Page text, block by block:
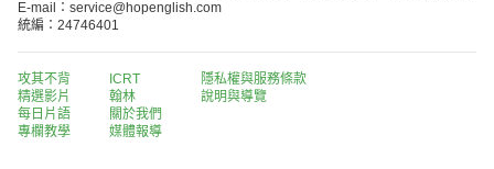
E-mail：service@hopenglish.com
統編：24746401
攻其不背
精選影片
每日片語
專欄教學
ICRT
翰林
關於我們
媒體報導
隱私權與服務條款
說明與導覽